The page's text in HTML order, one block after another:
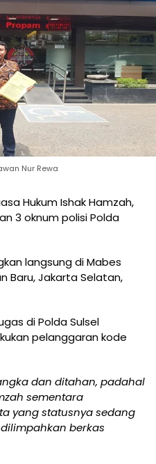
Nur Rewa
Hukum Ishak Hamzah,
3 oknum polisi Polda
langsung di Mabes
Baru, Jakarta Selatan,
di Polda Sulsel
pelanggaran kode
dan ditahan, padahal
sementara
yang statusnya sedang
berkas